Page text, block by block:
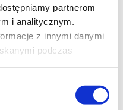
partnerom
i analitycznym.
z innymi danymi
podczas